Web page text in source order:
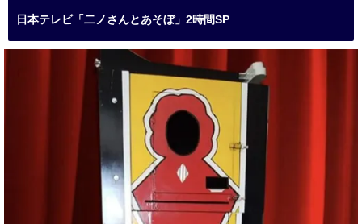
日本テレビ「二ノさんとあそぼ」2時間SP